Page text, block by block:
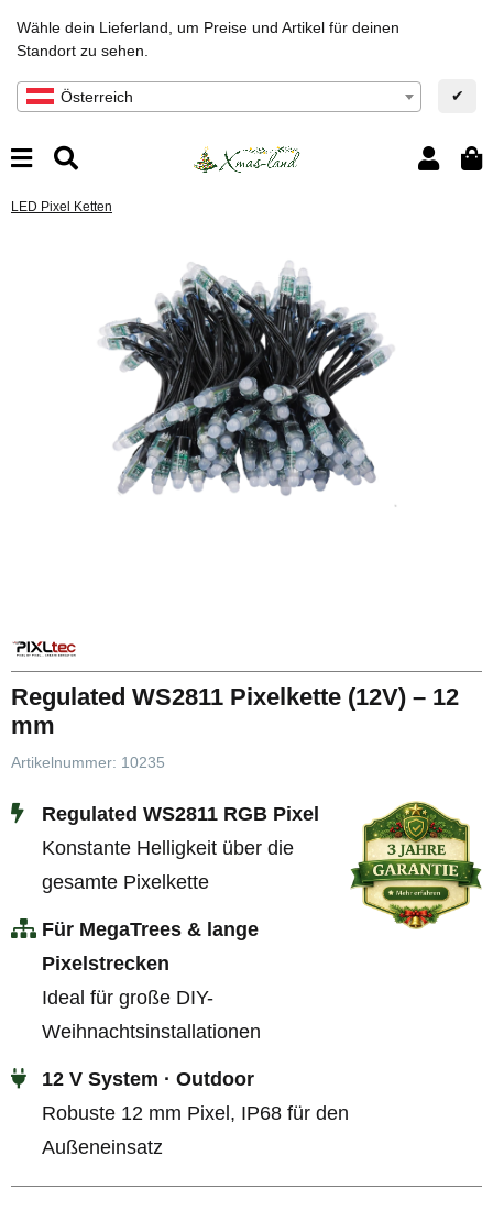
Wähle dein Lieferland, um Preise und Artikel für deinen
Standort zu sehen.
Österreich ✔
LED Pixel Ketten
Regulated WS2811 Pixelkette (12V) – 12
mm
Artikelnummer: 10235
Regulated WS2811 RGB Pixel
Konstante Helligkeit über die
gesamte Pixelkette
Für MegaTrees & lange
Pixelstrecken
Ideal für große DIY-
Weihnachtsinstallationen
12 V System · Outdoor
Robuste 12 mm Pixel, IP68 für den
Außeneinsatz